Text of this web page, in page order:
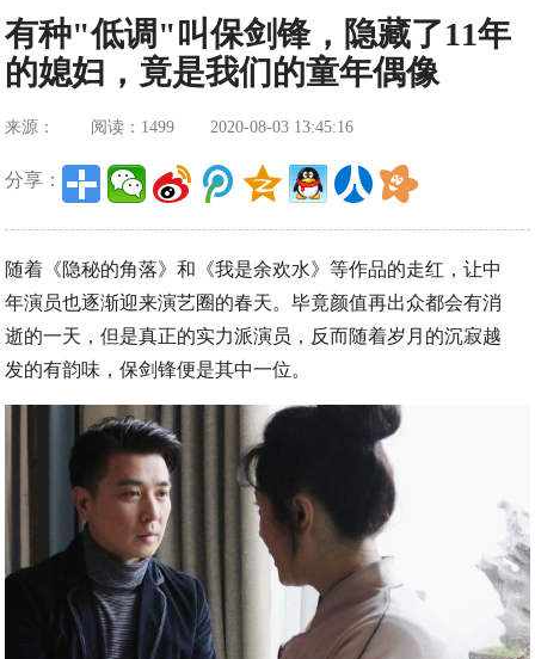
有种"低调"叫保剑锋，隐藏了11年
的媳妇，竟是我们的童年偶像
来源： 阅读：1499 2020-08-03 13:45:16
分享：
随着《隐秘的角落》和《我是余欢水》等作品的走红，让中
年演员也逐渐迎来演艺圈的春天。毕竟颜值再出众都会有消
逝的一天，但是真正的实力派演员，反而随着岁月的沉寂越
发的有韵味，保剑锋便是其中一位。